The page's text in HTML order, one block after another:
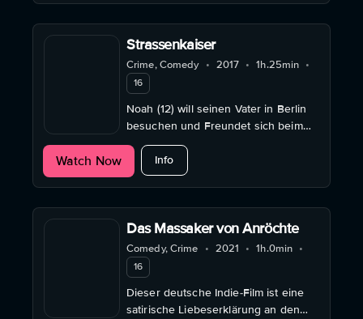
Strassenkaiser
Crime, Comedy • 2017 • 1h.25min •
16
Noah (12) will seinen Vater in Berlin
besuchen und Freundet sich beim
Karneval der Kulturen mit dem
Dealer Samuel an.
Watch Now Infoabout Strassenkaiser
Das Massaker von Anröchte
Comedy, Crime • 2021 • 1h.0min •
16
Dieser deutsche Indie-Film ist eine
satirische Liebeserklärung an den